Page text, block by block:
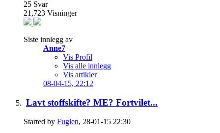
25 Svar
21,723 Visninger
Siste innlegg av
Anne7
Vis Profil
Vis alle innlegg
Vis artikler
08-04-15, 22:12
Lavt stoffskifte? ME? Fortvilet...
Started by Fuglen, 28-01-15 22:30